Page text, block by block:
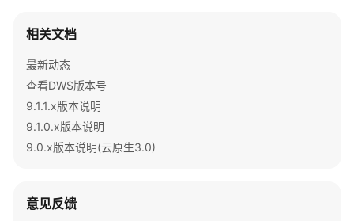
户
南
最
佳
实
数
据
相关文档
最新动态
查看DWS版本号
9.1.1.x版本说明
9.1.0.x版本说明
9.0.x版本说明(云原生3.0)
意见反馈